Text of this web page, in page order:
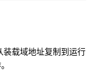
装载域地址复制到运行